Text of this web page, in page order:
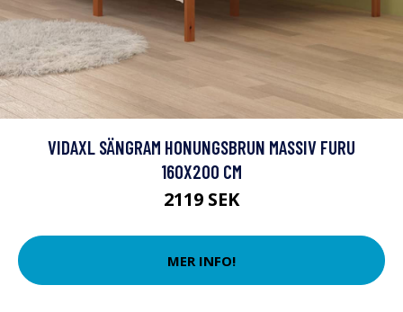
VIDAXL SÄNGRAM HONUNGSBRUN MASSIV FURU
160X200 CM
2119 SEK
MER INFO!